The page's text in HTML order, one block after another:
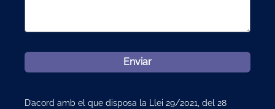
Enviar
D’acord amb el que disposa la Llei 29/2021, del 28